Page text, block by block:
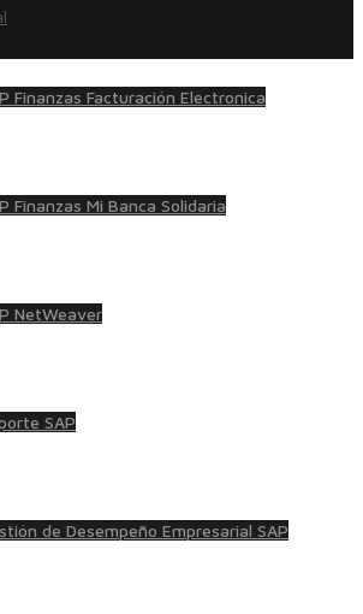
Finanzas Facturación Electronica
Finanzas Mi Banca Solidaria
NetWeaver
SAP
de Desempeño Empresarial SAP